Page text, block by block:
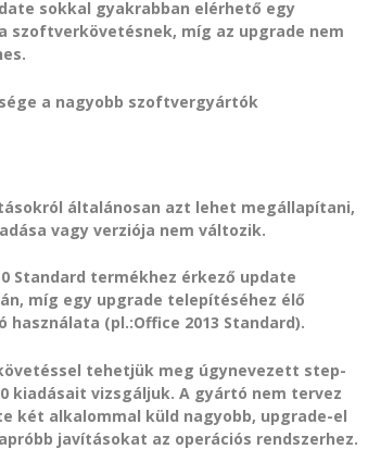
sokkal gyakrabban elérhető egy
szoftverkövetésnek, míg az upgrade nem
a nagyobb szoftvergyártók
általánosan azt lehet megállapítani,
vagy verziója nem változik.
Standard termékhez érkező update
míg egy upgrade telepítéséhez élő
(pl.:Office 2013 Standard).
tehetjük meg úgynevezett step-
kiadásait vizsgáljuk. A gyártó nem tervez
két alkalommal küld nagyobb, upgrade-el
javításokat az operációs rendszerhez.